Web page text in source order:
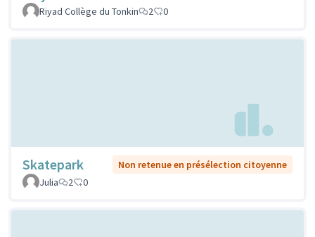
Riyad Collège du Tonkin
2 0
Skatepark
Non retenue en présélection citoyenne
Julia
2 0